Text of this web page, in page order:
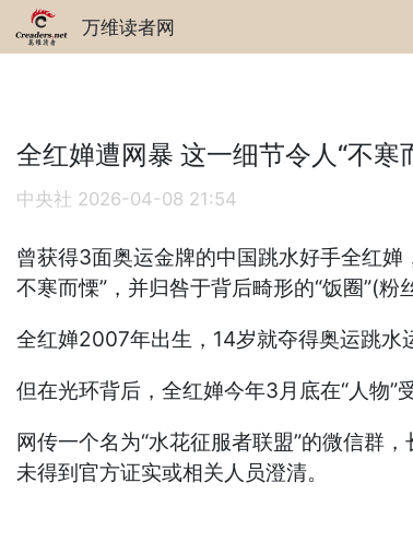
万维读者网
全红婵遭网暴 这一细节令人“不寒
中央社 2026-04-08 21:54
曾获得3面奥运金牌的中国跳水好手全红
不寒而慄”，并归咎于背后畸形的“饭圈”(
全红婵2007年出生，14岁就夺得奥运跳水
但在光环背后，全红婵今年3月底在“人物”
网传一个名为“水花征服者联盟”的微信群
未得到官方证实或相关人员澄清。